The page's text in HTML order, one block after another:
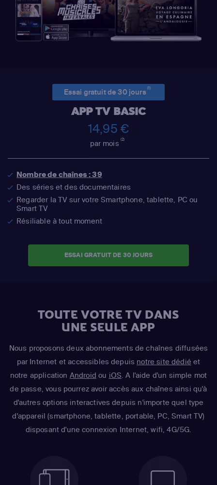
Essai gratuit de 30 jours(1)
APP TV BASIC
14,95 €
par mois(2)
Nombre de chaînes : 39
Des séries et des documentaires
Regarder la TV sur votre Smartphone, tablette, PC ou
Smart TV
Résiliable à tout moment
ESSAI GRATUIT DE 30 JOURS
TOUTE VOTRE TV DANS
UNE SEULE APP
Nous proposons deux abonnements de chaînes diffusées
par Internet et accessibles depuis notre site dédié et
notre application Android ou iOS . A l'aide d'un simple mot
de passe, vous pourrez avoir accès aux chaînes ainsi qu'à
d'autres options interactives depuis n'importe quel type
d'appareil (smartphone, tablette, portable, PC, Smart TV)
disposant d'une connexion Internet, wifi, 4G/5G.